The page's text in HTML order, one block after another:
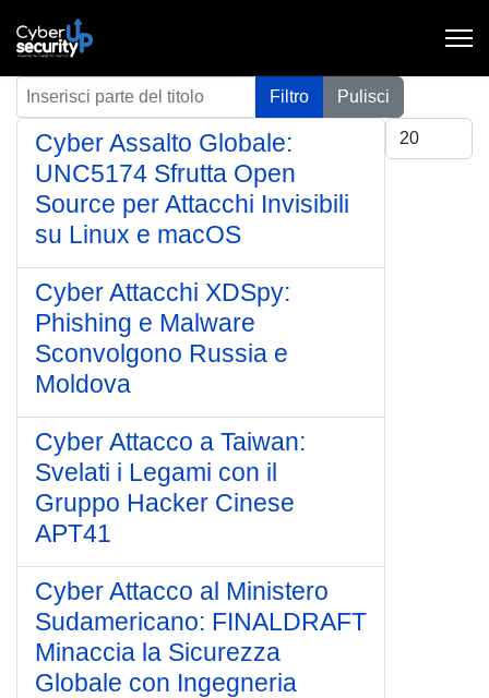
Inserisci parte del titolo Filtro
Pulisci
Visualizza #
Cyber Assalto Globale:
UNC5174 Sfrutta Open
Source per Attacchi Invisibili
su Linux e macOS
Cyber Attacchi XDSpy:
Phishing e Malware
Sconvolgono Russia e
Moldova
Cyber Attacco a Taiwan:
Svelati i Legami con il
Gruppo Hacker Cinese
APT41
Cyber Attacco al Ministero
Sudamericano: FINALDRAFT
Minaccia la Sicurezza
Globale con Ingegneria